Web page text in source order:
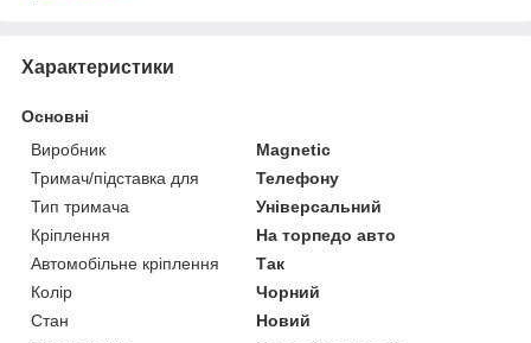
Характеристики
Основні
Виробник
Magnetic
Тримач/підставка для
Телефону
Тип тримача
Універсальний
Кріплення
На торпедо авто
Автомобільне кріплення
Так
Колір
Чорний
Стан
Новий